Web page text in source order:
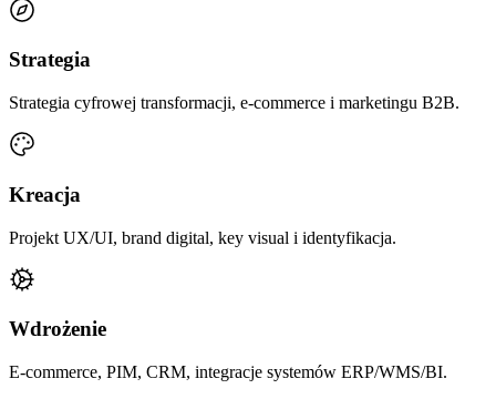
Strategia
Strategia cyfrowej transformacji, e-commerce i marketingu B2B.
Kreacja
Projekt UX/UI, brand digital, key visual i identyfikacja.
Wdrożenie
E-commerce, PIM, CRM, integracje systemów ERP/WMS/BI.